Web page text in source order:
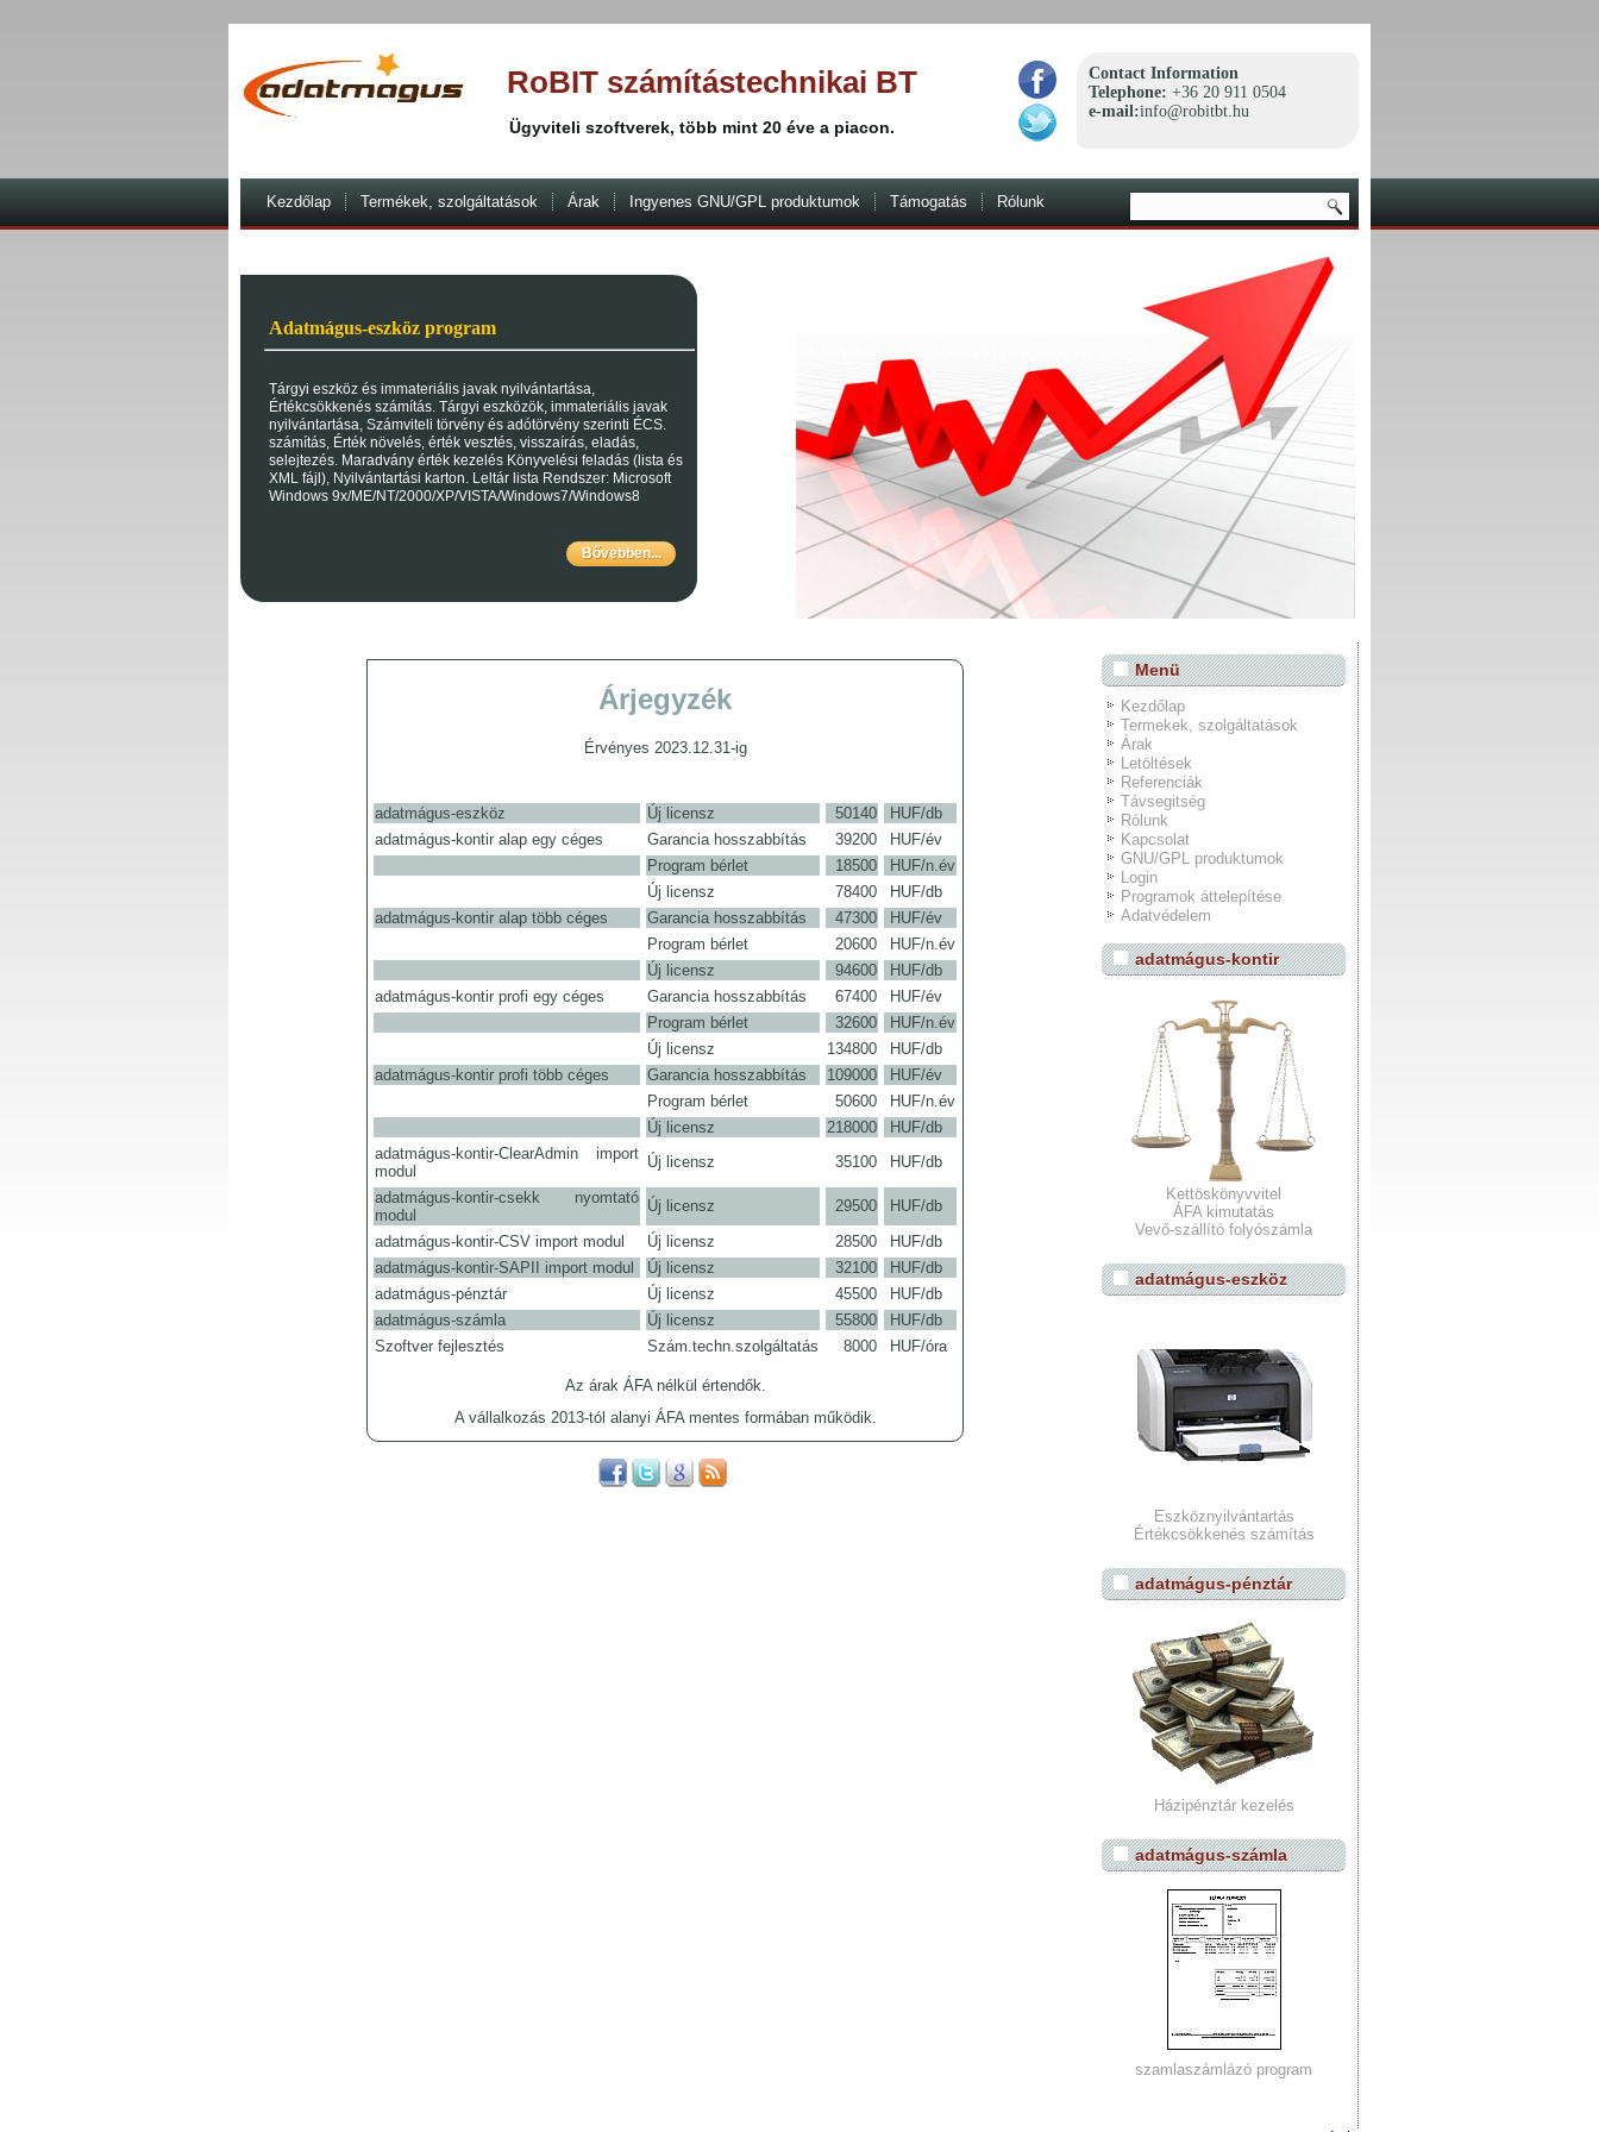
Contact Information
Telephone: +36 20 911 0504
e-mail:info@robitbt.hu
RoBIT számítástechnikai BT
Ügyviteli szoftverek, több mint 20 éve a piacon.
Adatmágus-eszköz program
Tárgyi eszköz és immateriális javak nyilvántartása,
Értékcsökkenés számítás. Tárgyi eszközök, immateriális javak
nyilvántartása, Számviteli törvény és adótörvény szerinti ÉCS.
számítás, Érték növelés, érték vesztés, visszaírás, eladás,
selejtezés. Maradvány érték kezelés Könyvelési feladás (lista és
XML fájl), Nyilvántartási karton. Leltár lista Rendszer: Microsoft
Windows 9x/ME/NT/2000/XP/VISTA/Windows7/Windows8
Bővebben...
Kezdőlap Termékek, szolgáltatások Árak Ingyenes GNU/GPL produktumok Támogatás Rólunk
Árjegyzék
Érvényes 2023.12.31-ig
adatmágus-eszköz Új licensz 50140
HUF/db
adatmágus-kontir alap egy céges
Garancia hosszabbítás 39200
HUF/év
Program bérlet
18500
HUF/n.év
Új licensz
78400
HUF/db
adatmágus-kontir alap több céges
Garancia hosszabbítás 47300
HUF/év
Program bérlet
20600
HUF/n.év
Új licensz
94600
HUF/db
adatmágus-kontir profi egy céges
Garancia hosszabbítás 67400
HUF/év
Program bérlet
32600
HUF/n.év
Új licensz
134800
HUF/db
adatmágus-kontir profi több céges
Garancia hosszabbítás 109000
HUF/év
Program bérlet
50600
HUF/n.év
Új licensz
218000
HUF/db
adatmágus-kontir-ClearAdmin import
modul
Új licensz 35100
HUF/db
adatmágus-kontir-csekk nyomtató
modul
Új licensz 29500
HUF/db
adatmágus-kontir-CSV import modul
Új licensz 28500
HUF/db
adatmágus-kontir-SAPII import modul
Új licensz 32100
HUF/db
adatmágus-pénztár
Új licensz 45500
HUF/db
adatmágus-számla
Új licensz 55800
HUF/db
Szoftver fejlesztés
Szám.techn.szolgáltatás 8000 HUF/óra
Az árak ÁFA nélkül értendők.
A vállalkozás 2013-tól alanyi ÁFA mentes formában működik.
Menü
Kezdőlap
Termekek, szolgáltatások
Árak
Letöltések
Referenciák
Távsegitség
Rólunk
Kapcsolat
GNU/GPL produktumok
Login
Programok áttelepítése
Adatvédelem
adatmágus-kontir
Kettöskönyvvitel
ÁFA kimutatás
Vevő-szállító folyószámla
adatmágus-eszköz
Eszköznyilvántartás
Értékcsökkenés számítás
adatmágus-pénztár
Házipénztár kezelés
adatmágus-számla
szamlaszámlázó program